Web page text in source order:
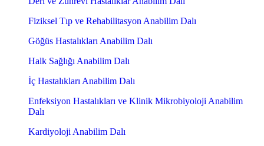
Fiziksel Tıp ve Rehabilitasyon Anabilim Dalı
Göğüs Hastalıkları Anabilim Dalı
Halk Sağlığı Anabilim Dalı
İç Hastalıkları Anabilim Dalı
Enfeksiyon Hastalıkları ve Klinik Mikrobiyoloji Anabilim
Dalı
Kardiyoloji Anabilim Dalı